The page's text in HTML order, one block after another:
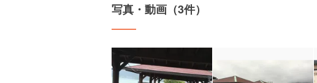
写真・動画（3件）